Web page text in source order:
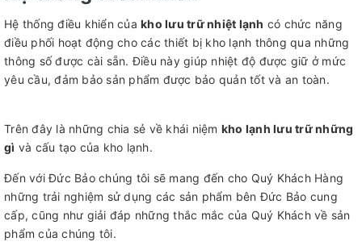
Hệ thống điều khiển của kho lưu trữ nhiệt lạnh có chức năng
điều phối hoạt động cho các thiết bị kho lạnh thông qua những
thông số được cài sẵn. Điều này giúp nhiệt độ được giữ ở mức
yêu cầu, đảm bảo sản phẩm được bảo quản tốt và an toàn.
Trên đây là những chia sẻ về khái niệm kho lạnh lưu trữ những
gì và cấu tạo của kho lạnh.
Đến với Đức Bảo chúng tôi sẽ mang đến cho Quý Khách Hàng
những trải nghiệm sử dụng các sản phẩm bên Đức Bảo cung
cấp, cũng như giải đáp những thắc mắc của Quý Khách về sản
phẩm của chúng tôi.